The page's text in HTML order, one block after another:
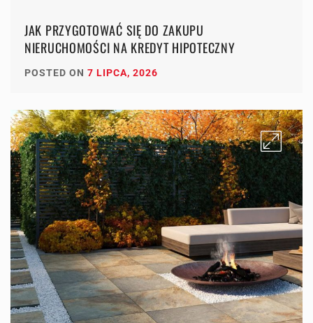
JAK PRZYGOTOWAĆ SIĘ DO ZAKUPU
NIERUCHOMOŚCI NA KREDYT HIPOTECZNY
POSTED ON 7 LIPCA, 2026